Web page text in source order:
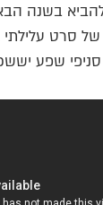
בשנה
סרט עלילתי
שפע